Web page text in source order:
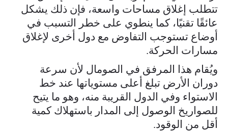
تتطلب إغلاق مساحات واسعة، فإن ذلك يشكل
عائقًا تقنيًا، كما ينطوي على خطر التسبب في
أوضاع تستوجب التفاوض مع دول أخرى لإغلاق
مسارات الحركة.
ويُقام هذا المرفق في الصومال لأن سرعة
دوران الأرض تبلغ أعلى مستوياتها عند خط
الاستواء وفي الدول القريبة منه، وهو ما يتيح
للصواريخ الوصول إلى المدار باستهلاك كمية
أقل من الوقود.